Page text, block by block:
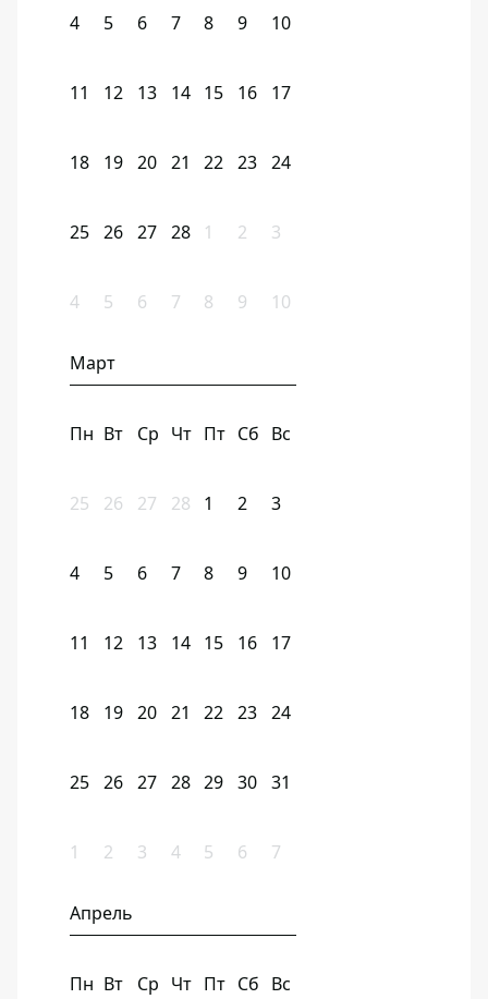
4 5 6 7 8 9 10
11 12 13 14 15 16 17
18 19 20 21 22 23 24
25 26 27 28 1 2 3
4 5 6 7 8 9 10
Март
Пн Вт Ср Чт Пт Сб Вс
25 26 27 28 1 2 3
4 5 6 7 8 9 10
11 12 13 14 15 16 17
18 19 20 21 22 23 24
25 26 27 28 29 30 31
1 2 3 4 5 6 7
Апрель
Пн Вт Ср Чт Пт Сб Вс